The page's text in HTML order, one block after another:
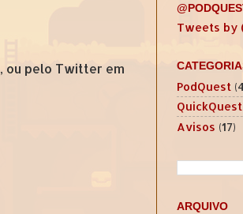
, ou pelo Twitter em
Tweets by
PodQuest
QuickQuest
Avisos (17)
ARQUIVO